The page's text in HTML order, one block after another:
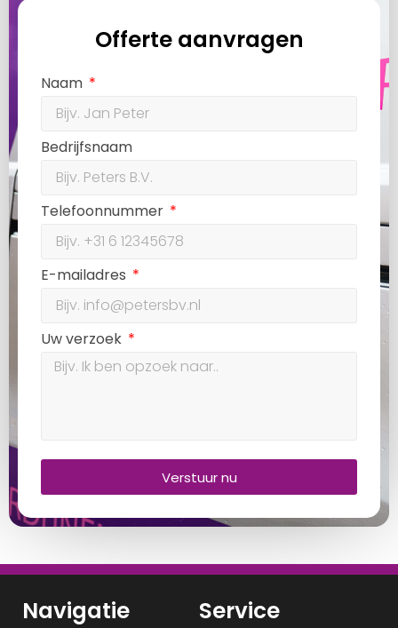
Offerte aanvragen
Naam
Bedrijfsnaam
Telefoonnummer
E-mailadres
Uw verzoek
Verstuur nu
Navigatie Service